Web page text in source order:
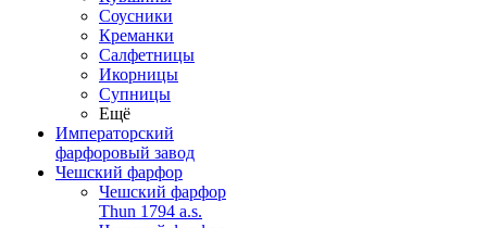
Соусники
Креманки
Салфетницы
Икорницы
Супницы
Ещё
Императорский
фарфоровый завод
Чешский фарфор
Чешский фарфор
Thun 1794 a.s.